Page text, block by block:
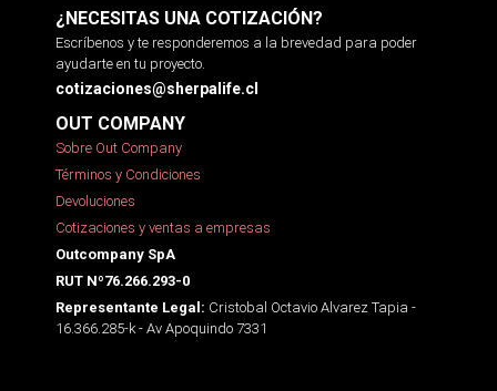
¿NECESITAS UNA COTIZACIÓN?
Escríbenos y te responderemos a la brevedad para poder
ayudarte en tu proyecto.
cotizaciones@sherpalife.cl
OUT COMPANY
Sobre Out Company
Términos y Condiciones
Devoluciones
Cotizaciones y ventas a empresas
Outcompany SpA
RUT Nº76.266.293-0
Representante Legal: Cristobal Octavio Alvarez Tapia -
16.366.285-k - Av Apoquindo 7331